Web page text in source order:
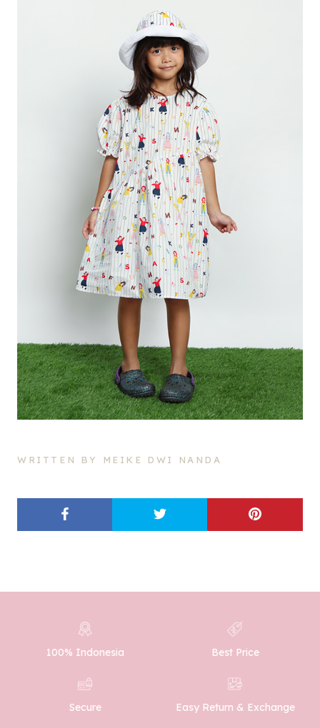
WRITTEN BY MEIKE DWI NANDA
100% Indonesia Best Price
Secure Easy Return & Exchange